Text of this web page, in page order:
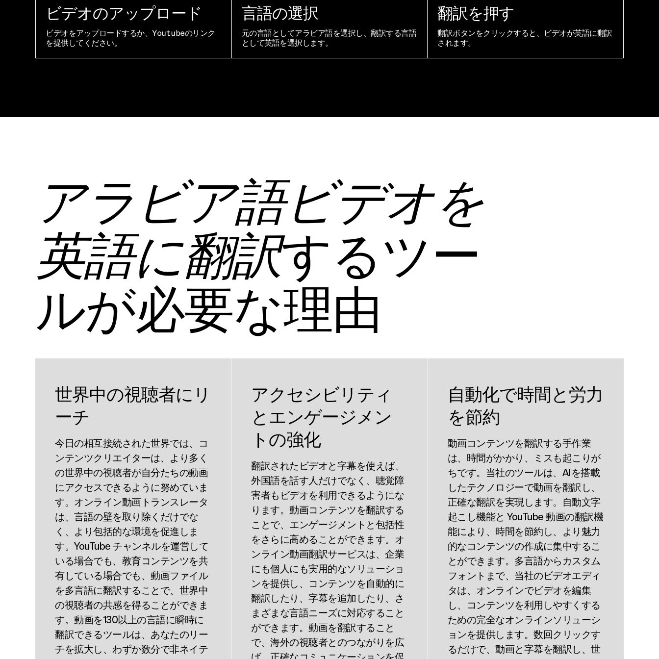
ビデオのアップロード
ビデオをアップロードするか、Youtubeのリンク
を提供してください。
言語の選択
元の言語としてアラビア語を選択し、翻訳する言語
として英語を選択します。
翻訳を押す
翻訳ボタンをクリックすると、ビデオが英語に翻訳
されます。
アラビア語ビデオを
英語に翻訳するツー
ルが必要な理由
世界中の視聴者にリ
ーチ
今日の相互接続された世界では、コ
ンテンツクリエイターは、より多く
の世界中の視聴者が自分たちの動画
にアクセスできるように努めていま
す。オンライン動画トランスレータ
は、言語の壁を取り除くだけでな
く、より包括的な環境を促進しま
す。YouTube チャンネルを運営して
いる場合でも、教育コンテンツを共
有している場合でも、動画ファイル
を多言語に翻訳することで、世界中
の視聴者の共感を得ることができま
す。動画を130以上の言語に瞬時に
翻訳できるツールは、あなたのリー
チを拡大し、わずか数分で非ネイテ
アクセシビリティ
とエンゲージメン
トの強化
翻訳されたビデオと字幕を使えば、
外国語を話す人だけでなく、聴覚障
害者もビデオを利用できるようにな
ります。動画コンテンツを翻訳する
ことで、エンゲージメントと包括性
をさらに高めることができます。オ
ンライン動画翻訳サービスは、企業
にも個人にも実用的なソリューショ
ンを提供し、コンテンツを自動的に
翻訳したり、字幕を追加したり、さ
まざまな言語ニーズに対応すること
ができます。動画を翻訳すること
で、海外の視聴者とのつながりを広
自動化で時間と労力
を節約
動画コンテンツを翻訳する手作業
は、時間がかかり、ミスも起こりが
ちです。当社のツールは、AIを搭載
したテクノロジーで動画を翻訳し、
正確な翻訳を実現します。自動文字
起こし機能と YouTube 動画の翻訳機
能により、時間を節約し、より魅力
的なコンテンツの作成に集中するこ
とができます。多言語からカスタム
フォントまで、当社のビデオエディ
タは、オンラインでビデオを編集
し、コンテンツを利用しやすくする
ための完全なオンラインソリューシ
ョンを提供します。数回クリックす
るだけで、動画と字幕を翻訳し、世